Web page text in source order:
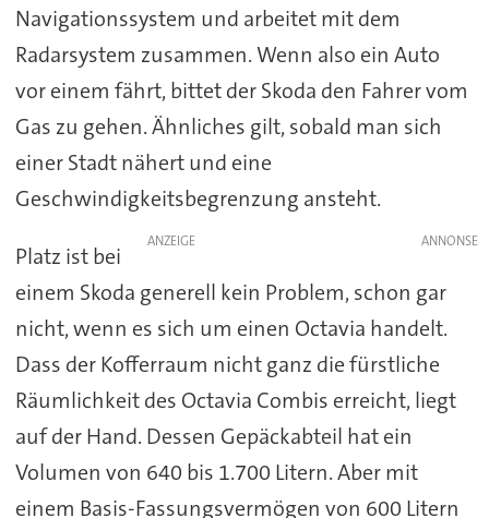
Navigationssystem und arbeitet mit dem
Radarsystem zusammen. Wenn also ein Auto
vor einem fährt, bittet der Skoda den Fahrer vom
Gas zu gehen. Ähnliches gilt, sobald man sich
einer Stadt nähert und eine
Geschwindigkeitsbegrenzung ansteht.
ANZEIGE
Platz ist bei
einem Skoda generell kein Problem, schon gar
nicht, wenn es sich um einen Octavia handelt.
Dass der Kofferraum nicht ganz die fürstliche
Räumlichkeit des Octavia Combis erreicht, liegt
auf der Hand. Dessen Gepäckabteil hat ein
Volumen von 640 bis 1.700 Litern. Aber mit
einem Basis-Fassungsvermögen von 600 Litern